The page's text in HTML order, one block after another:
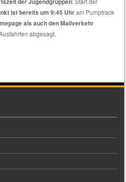
ist bereits um 9:45 Uhram Pumptrack
als auch den Mailverkehr
abgesagt.